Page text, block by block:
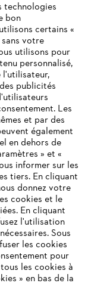
ne prenons plus
site ne
technologies
bon
certains «
votre
utilisons pour
personnalisé,
l'utilisateur,
publicités
Les
et par des
également
en dehors de
» et «
informer sur les
tiers. En cliquant
donnez votre
cookies et le
En cliquant
l'utilisation
Sous
les cookies
pour
les cookies à
» en bas de la